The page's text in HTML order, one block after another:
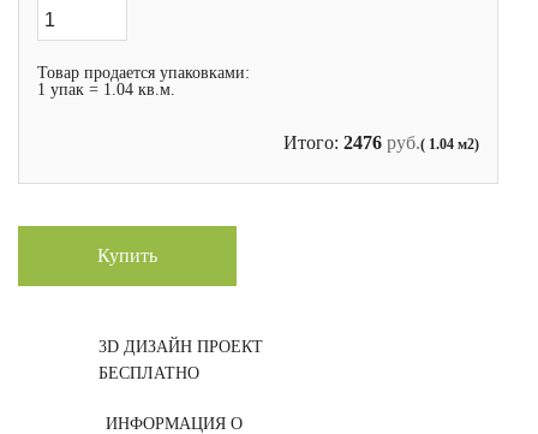
Товар продается упаковками:
1 упак = 1.04 кв.м.
Итого: 2476 руб.( 1.04 м2)
Купить
3D ДИЗАЙН ПРОЕКТ
БЕСПЛАТНО
ИНФОРМАЦИЯ О